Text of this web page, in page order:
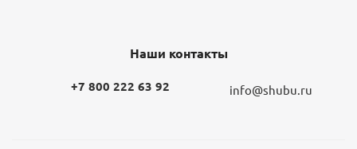
Наши контакты
+7 800 222 63 92 info@shubu.ru